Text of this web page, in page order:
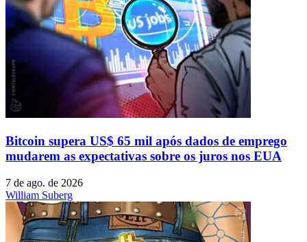
Bitcoin supera US$ 65 mil após dados de emprego
mudarem as expectativas sobre os juros nos EUA
7 de ago. de 2026
William Suberg